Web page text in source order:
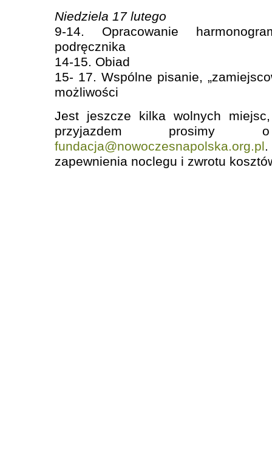
Niedziela 17 lutego
9-14. Opracowanie
podręcznika
14-15. Obiad
15- 17. Wspólne pisanie,
możliwości
Jest jeszcze kilka wolnych
przyjazdem
fundacja@nowoczesnapolska.org.pl
zapewnienia noclegu i zwrotu